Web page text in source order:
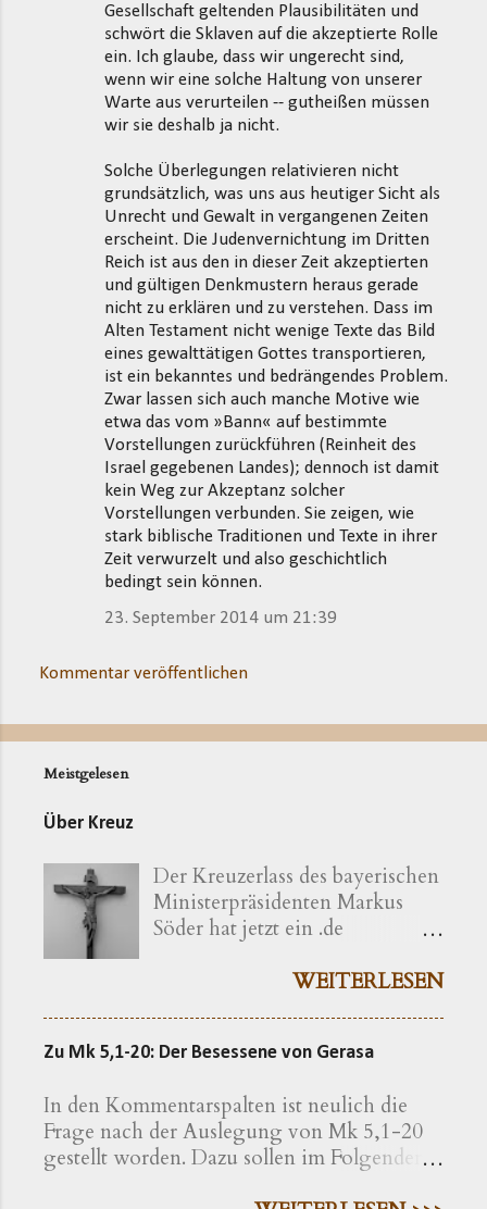
Gesellschaft geltenden Plausibilitäten und
schwört die Sklaven auf die akzeptierte Rolle
ein. Ich glaube, dass wir ungerecht sind,
wenn wir eine solche Haltung von unserer
Warte aus verurteilen -- gutheißen müssen
wir sie deshalb ja nicht.
Solche Überlegungen relativieren nicht
grundsätzlich, was uns aus heutiger Sicht als
Unrecht und Gewalt in vergangenen Zeiten
erscheint. Die Judenvernichtung im Dritten
Reich ist aus den in dieser Zeit akzeptierten
und gültigen Denkmustern heraus gerade
nicht zu erklären und zu verstehen. Dass im
Alten Testament nicht wenige Texte das Bild
eines gewalttätigen Gottes transportieren,
ist ein bekanntes und bedrängendes Problem.
Zwar lassen sich auch manche Motive wie
etwa das vom »Bann« auf bestimmte
Vorstellungen zurückführen (Reinheit des
Israel gegebenen Landes); dennoch ist damit
kein Weg zur Akzeptanz solcher
Vorstellungen verbunden. Sie zeigen, wie
stark biblische Traditionen und Texte in ihrer
Zeit verwurzelt und also geschichtlich
bedingt sein können.
23. September 2014 um 21:39
Kommentar veröffentlichen
Meistgelesen
Über Kreuz
Der Kreuzerlass des bayerischen
Ministerpräsidenten Markus
Söder hat jetzt ein .de
Der Vorgang gibt sich im
erkennen. Die »Ökumenische
evangelischer Professoren und
Hochschullehrer der Theologie
zum bayerischen Kreuzerlass am
WEITERLESEN
Zu Mk 5,1-20: Der Besessene von Gerasa
In den Kommentarspalten ist neulich die
Frage nach der Auslegung von Mk 5,1-20
gestellt worden. Dazu sollen im Folgenden